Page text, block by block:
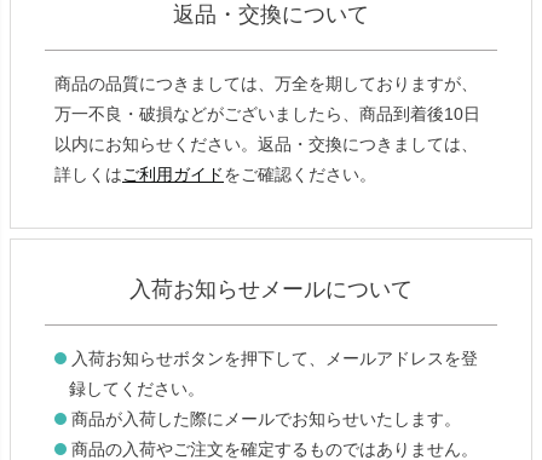
返品・交換について
商品の品質につきましては、万全を期しておりますが、
万一不良・破損などがございましたら、商品到着後10日
以内にお知らせください。返品・交換につきましては、
詳しくはご利用ガイドをご確認ください。
入荷お知らせメールについて
入荷お知らせボタンを押下して、メールアドレスを登
録してください。
商品が入荷した際にメールでお知らせいたします。
商品の入荷やご注文を確定するものではありません。